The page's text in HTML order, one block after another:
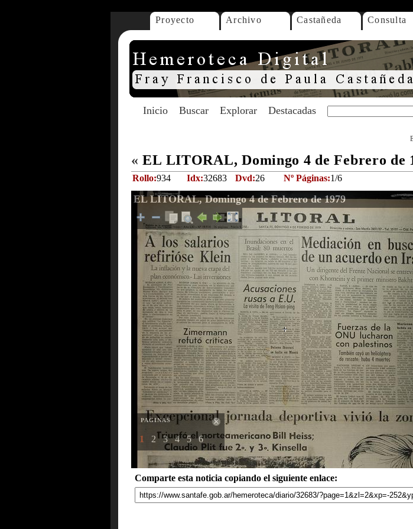
Proyecto Archivo Castañeda Consulta
Inicio Buscar Explorar Destacadas
« EL LITORAL, Domingo 4 de Febrero de
Rollo:934 Idx:32683 Dvd:26 Nº Páginas:1/6
EL LITORAL, Domingo 4 de Febrero de 1979
PAGINAS
1 2 3 4 5 6
Comparte esta noticia copiando el siguiente enlace: